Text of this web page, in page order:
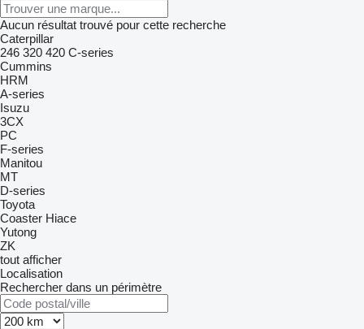
Aucun résultat trouvé pour cette recherche
Caterpillar
246 320 420 C-series
Cummins
HRM
A-series
Isuzu
3CX
PC
F-series
Manitou
MT
D-series
Toyota
Coaster Hiace
Yutong
ZK
tout afficher
Localisation
Rechercher dans un périmètre